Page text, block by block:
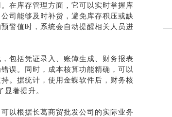
在库存管理方面，它可以实时掌握库
司能够及时补货，避免库存积压或缺
警值时，系统会自动提醒相关人员进
包括凭证录入、账簿生成、财务报表
误。同时，成本核算功能精确，可以
。据统计，使用金蝶软件后，财务核
著提升。
以根据长葛商贸批发公司的实际业务